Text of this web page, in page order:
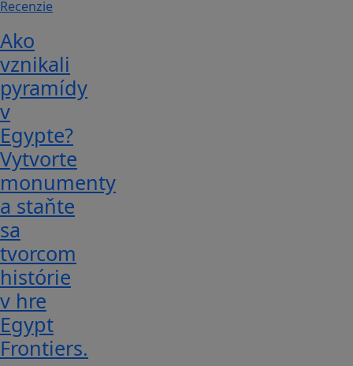
Recenzie
Ako
vznikali
pyramídy
v
Egypte?
Vytvorte
monumenty
a staňte
sa
tvorcom
histórie
v hre
Egypt
Frontiers.